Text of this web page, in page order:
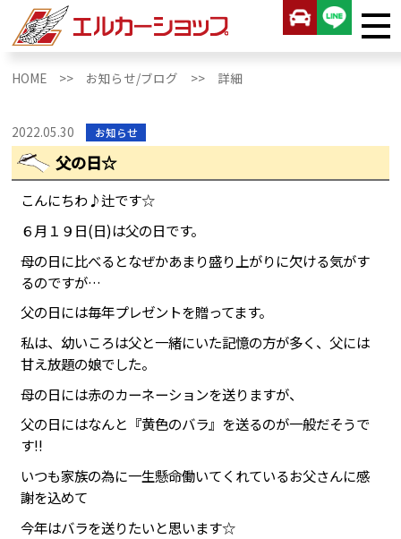
HOME >> お知らせ/ブログ >> 詳細
2022.05.30 お知らせ
父の日☆
こんにちわ♪辻です☆
６月１９日(日)は父の日です。
母の日に比べるとなぜかあまり盛り上がりに欠ける気がす
るのですが…
父の日には毎年プレゼントを贈ってます。
私は、幼いころは父と一緒にいた記憶の方が多く、父には
甘え放題の娘でした。
母の日には赤のカーネーションを送りますが、
父の日にはなんと『黄色のバラ』を送るのが一般だそうで
す!!
いつも家族の為に一生懸命働いてくれているお父さんに感
謝を込めて
今年はバラを送りたいと思います☆